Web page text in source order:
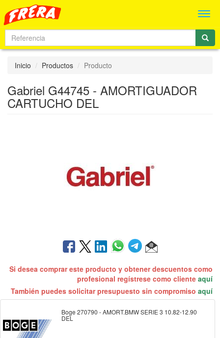
Inicio Productos Producto
Gabriel G44745 - AMORTIGUADOR
CARTUCHO DEL
Si desea comprar este producto y obtener descuentos como
profesional regístrese como cliente aquí
También puedes solicitar presupuesto sin compromiso aquí
Boge 270790 - AMORT.BMW SERIE 3 10.82-12.90
DEL